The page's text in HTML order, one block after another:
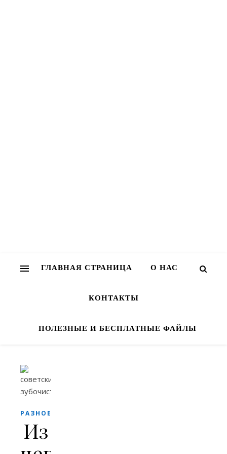
ГЛАВНАЯ СТРАНИЦА О НАС
КОНТАКТЫ
ПОЛЕЗНЫЕ И БЕСПЛАТНЫЕ ФАЙЛЫ
РАЗНОЕ
Из